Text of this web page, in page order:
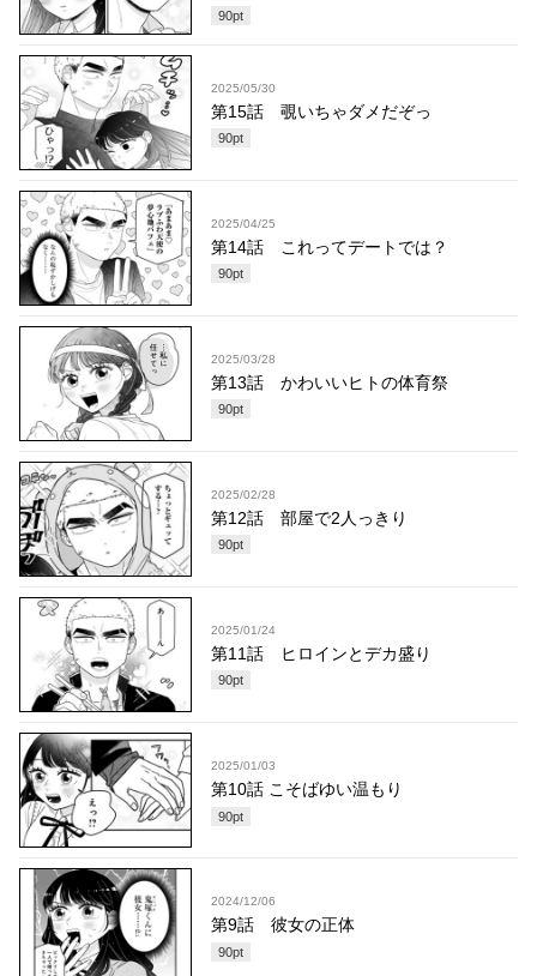
90pt
2025/05/30
第15話 覗いちゃダメだぞっ
90pt
2025/04/25
第14話 これってデートでは？
90pt
2025/03/28
第13話 かわいいヒトの体育祭
90pt
2025/02/28
第12話 部屋で2人っきり
90pt
2025/01/24
第11話 ヒロインとデカ盛り
90pt
2025/01/03
第10話 こそばゆい温もり
90pt
2024/12/06
第9話 彼女の正体
90pt